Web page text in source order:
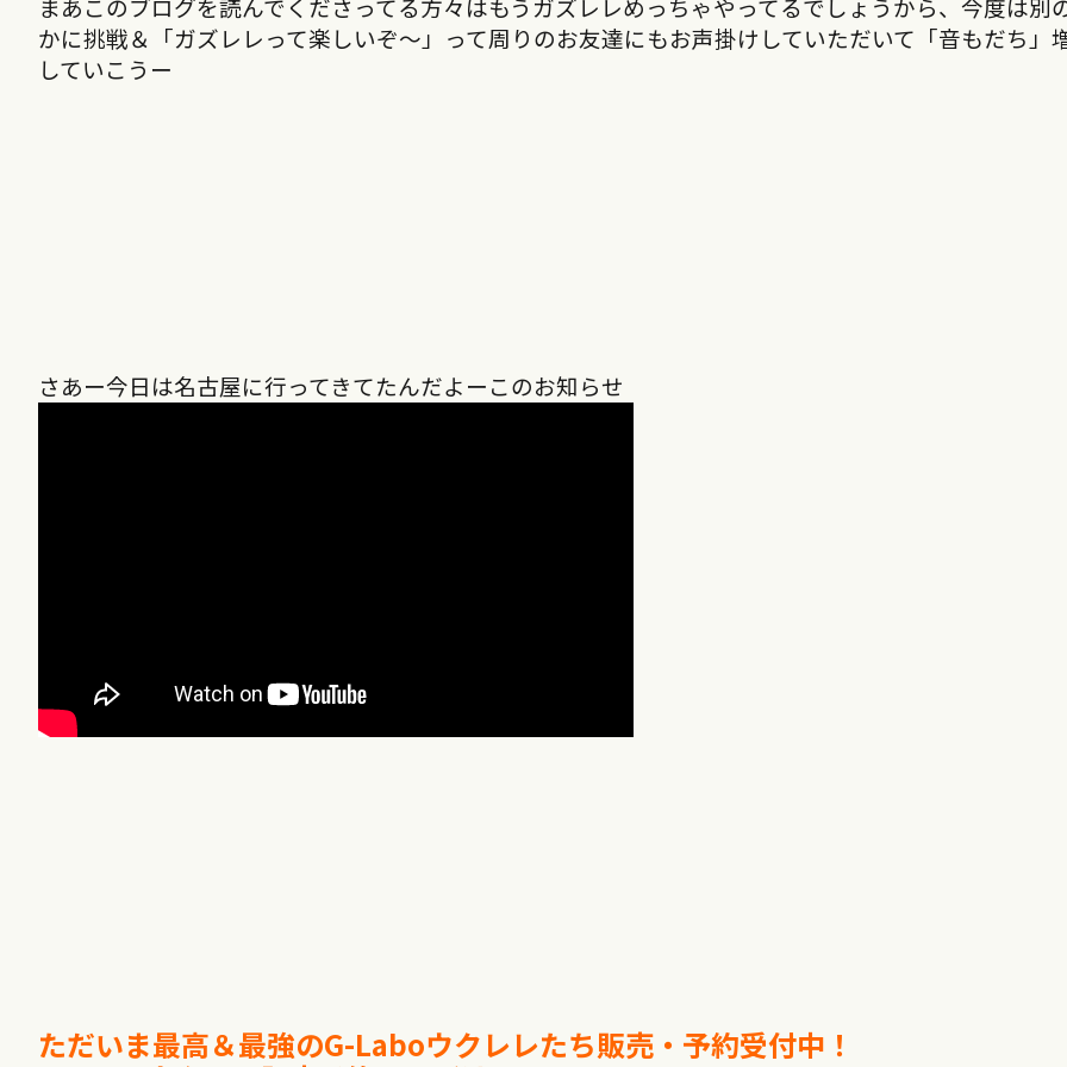
まあこのブログを読んでくださってる方々はもうガズレレめっちゃやってるでしょうから、今度は別
かに挑戦＆「ガズレレって楽しいぞ〜」って周りのお友達にもお声掛けしていただいて「音もだち」
していこうー
さあー今日は名古屋に行ってきてたんだよーこのお知らせ
ただいま最高＆最強のG-Laboウクレレたち販売・予約受付中！